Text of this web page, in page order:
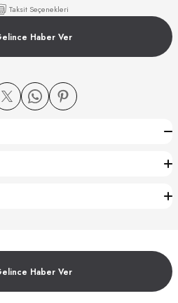
Taksit Seçenekleri
Haber Ver
Haber Ver